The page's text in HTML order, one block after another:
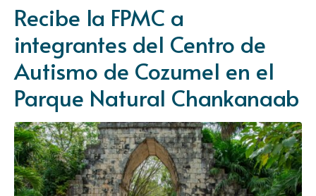
Recibe la FPMC a
integrantes del Centro de
Autismo de Cozumel en el
Parque Natural Chankanaab